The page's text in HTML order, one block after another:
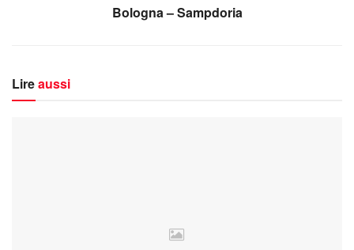
Bologna – Sampdoria
Lireaussi